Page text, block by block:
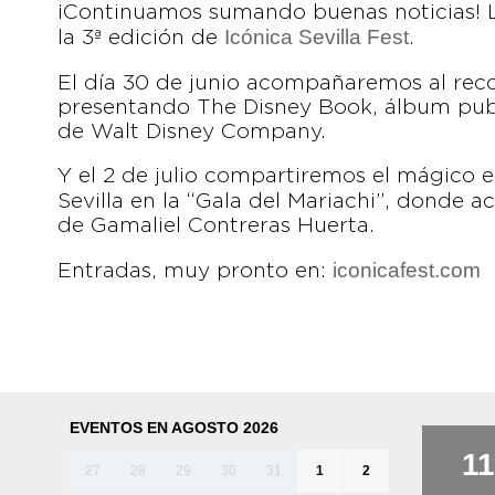
¡Continuamos sumando buenas
la 3ª edición de Icónica Sevilla Fest.
El día 30 de junio acompañaremos al
presentando The Disney Book, álbum
de Walt Disney Company.
Y el 2 de julio compartiremos el mágico
Sevilla en la “Gala del Mariachi”, donde
de Gamaliel Contreras Huerta.
Entradas, muy pronto en: iconicafest.com
EVENTOS EN AGOSTO 2026
27 28 29 30 31 1 2 11